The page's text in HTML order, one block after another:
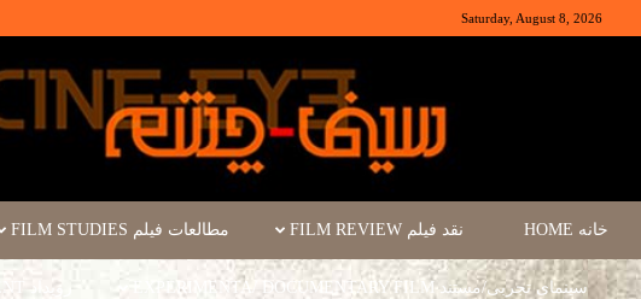
Saturday, August 8, 2026
خانه HOME نقد فیلم FILM REVIEW مطالعات فیلم FILM STUDIES
سینمای تجربی/مستند EXPERIMENTA/ DOCUMENTARY FILM رویداد FILM EVENT